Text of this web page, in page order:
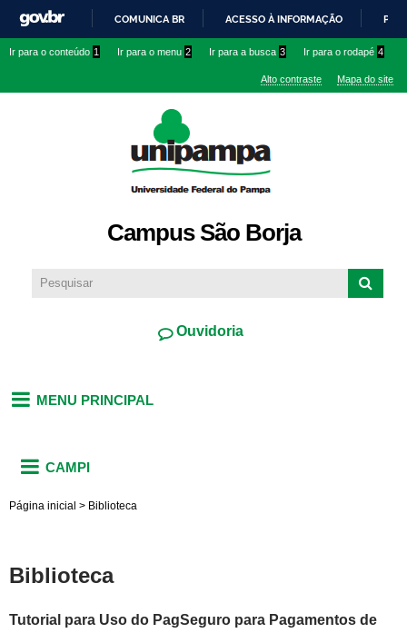
conteúdo
IR
O
COMUNICA BR ACESSO À INFORMAÇÃO
Ir para o conteúdo 1 Ir para o menu 2 Ir para a busca 3 Ir para o rodapé 4
Alto contraste Mapa do site
Campus São Borja
Ouvidoria
MENU PRINCIPAL
CAMPI
Página inicial > Biblioteca
Biblioteca
Tutorial para Uso do PagSeguro para Pagamentos de